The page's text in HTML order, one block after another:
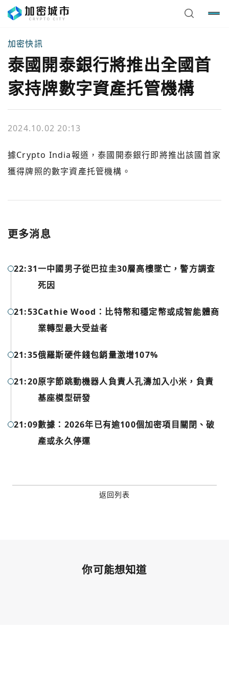
加密快訊
泰國開泰銀行將推出全國首
家持牌數字資產托管機構
2024.10.02 20:13
據Crypto India報道，泰國開泰銀行即將推出該國首家
獲得牌照的數字資產托管機構。
更多消息
22:31一中國男子從巴拉圭30層高樓墜亡，警方調查
死因
21:53Cathie Wood：比特幣和穩定幣或成智能體商
業轉型最大受益者
21:35俄羅斯硬件錢包銷量激增107%
21:20原字節跳動機器人負責人孔濤加入小米，負責
基座模型研發
21:09數據：2026年已有逾100個加密項目關閉、破
產或永久停運
返回列表
你可能想知道
今日熱門
Apple
城市
今日熱門